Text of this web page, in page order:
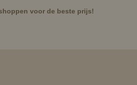
voor de beste prijs!